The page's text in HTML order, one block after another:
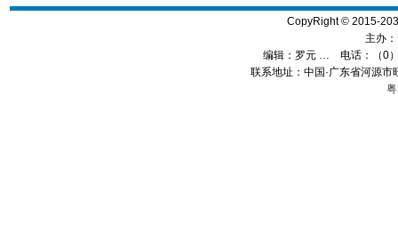
CopyRight © 2015-
主办：
编辑： 罗元 … 电话：（0
联系地址：中国·广东省河源